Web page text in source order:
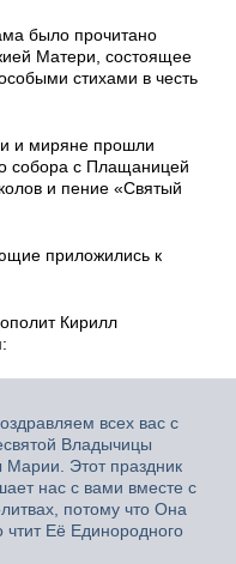
было прочитано
Матери, состоящее
стихами в честь
и миряне прошли
собора с Плащаницей
и пение «Святый
приложились к
Кирилл
всех вас с
Владычицы
Этот праздник
нас с вами вместе с
потому что Она
чтит Её Единородного